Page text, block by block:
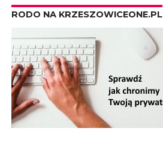
RODO NA KRZESZOWICEONE.PL